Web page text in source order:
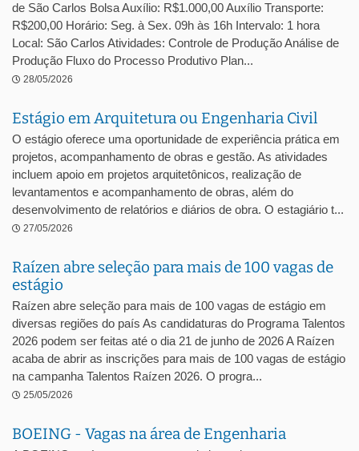
de São Carlos Bolsa Auxílio: R$1.000,00 Auxílio Transporte:
R$200,00 Horário: Seg. à Sex. 09h às 16h Intervalo: 1 hora
Local: São Carlos Atividades: Controle de Produção Análise de
Produção Fluxo do Processo Produtivo Plan...
28/05/2026
Estágio em Arquitetura ou Engenharia Civil
O estágio oferece uma oportunidade de experiência prática em
projetos, acompanhamento de obras e gestão. As atividades
incluem apoio em projetos arquitetônicos, realização de
levantamentos e acompanhamento de obras, além do
desenvolvimento de relatórios e diários de obra. O estagiário t...
27/05/2026
Raízen abre seleção para mais de 100 vagas de
estágio
Raízen abre seleção para mais de 100 vagas de estágio em
diversas regiões do país As candidaturas do Programa Talentos
2026 podem ser feitas até o dia 21 de junho de 2026 A Raízen
acaba de abrir as inscrições para mais de 100 vagas de estágio
na campanha Talentos Raízen 2026. O progra...
25/05/2026
BOEING - Vagas na área de Engenharia